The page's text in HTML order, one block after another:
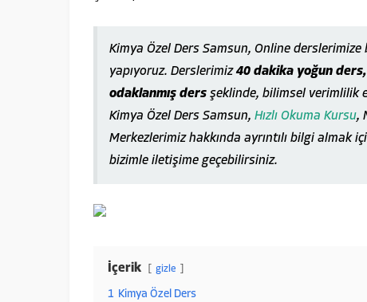
Kimya Özel Ders Samsun, Online
yapıyoruz. Derslerimiz40 dakika yoğun
odaklanmış ders şeklinde, bilimsel verimlilik
Kimya Özel Ders Samsun, Hızlı Okuma Kursu,
Merkezlerimiz hakkında ayrıntılı bilgi almak
bizimle iletişime geçebilirsiniz.
İçerik gizle
1 Kimya Özel Ders